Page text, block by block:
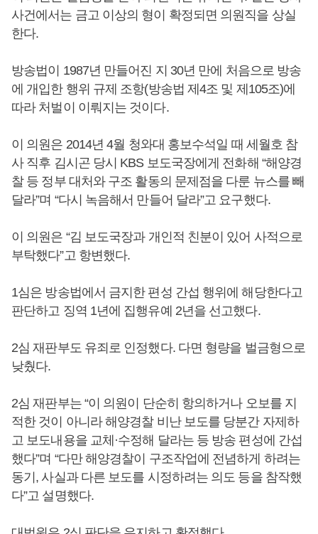
사건에서는 금고 이상의 형이 확정되면 의원직을 상실
한다.
방송법이 1987년 만들어진 지 30년 만에 처음으로 방송
에 개입한 행위 규제 조항(방송법 제4조 및 제105조)에
따라 처벌이 이뤄지는 것이다.
이 의원은 2014년 4월 청와대 홍보수석일 때 세월호 참
사 직후 김시곤 당시 KBS 보도국장에게 전화해 “해양경
찰 등 정부 대처와 구조 활동의 문제점을 다룬 뉴스를 빼
달라”며 “다시 녹음해서 만들어 달라”고 요구했다.
이 의원은 “김 보도국장과 개인적 친분이 있어 사적으로
부탁했다”고 항변했다.
1심은 방송법에서 금지한 편성 간섭 행위에 해당한다고
판단하고 징역 1년에 집행유예 2년을 선고했다.
2심 재판부도 유죄로 인정했다. 다면 형량을 벌금형으로
낮췄다.
2심 재판부는 “이 의원이 단순히 항의하거나 오보를 지
적한 것이 아니라 해양경찰 비난 보도를 당분간 자제하
고 보도내용을 교체·수정해 달라는 등 방송 편성에 간섭
했다”며 “다만 해양경찰이 구조작업에 전념하게 하려는
동기, 사실과 다른 보도를 시정하려는 의도 등을 참작했
다”고 설명했다.